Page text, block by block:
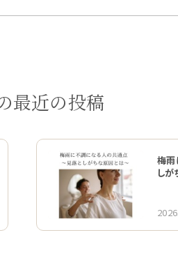
最近の投稿
梅雨
し